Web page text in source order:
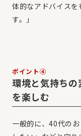
体的なアドバイスを
す。」
ポイント④
環境と気持ち
を楽しむ
一般的に、40代の